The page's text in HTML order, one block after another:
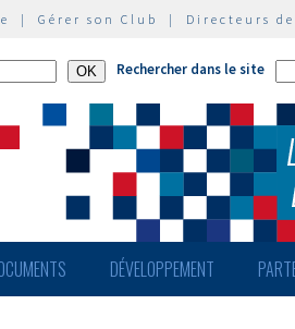
| Gérer son Club | Directeurs de
Rechercher dans le site
DÉVELOPPEMENT